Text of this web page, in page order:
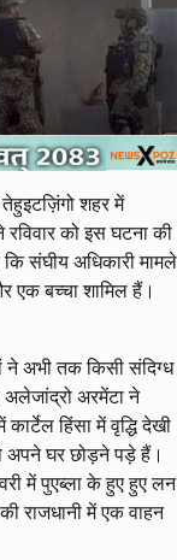
शहर में
को इस घटना की
कि संघीय अधिकारी मामले
एक बच्चा शामिल हैं।
ने अभी तक किसी संदिग्ध
अलेजांद्रो अरमेंटा ने
हिंसा में वृद्धि देखी
अपने घर छोड़ने पड़े हैं।
में पुएब्ला के हुए हुए लन
राजधानी में एक वाहन